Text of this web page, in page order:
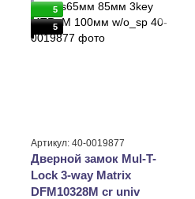
5
5
Артикул: 40-0019877
Дверной замок Mul-T-
Lock 3-way Matrix
DFM10328M cr univ